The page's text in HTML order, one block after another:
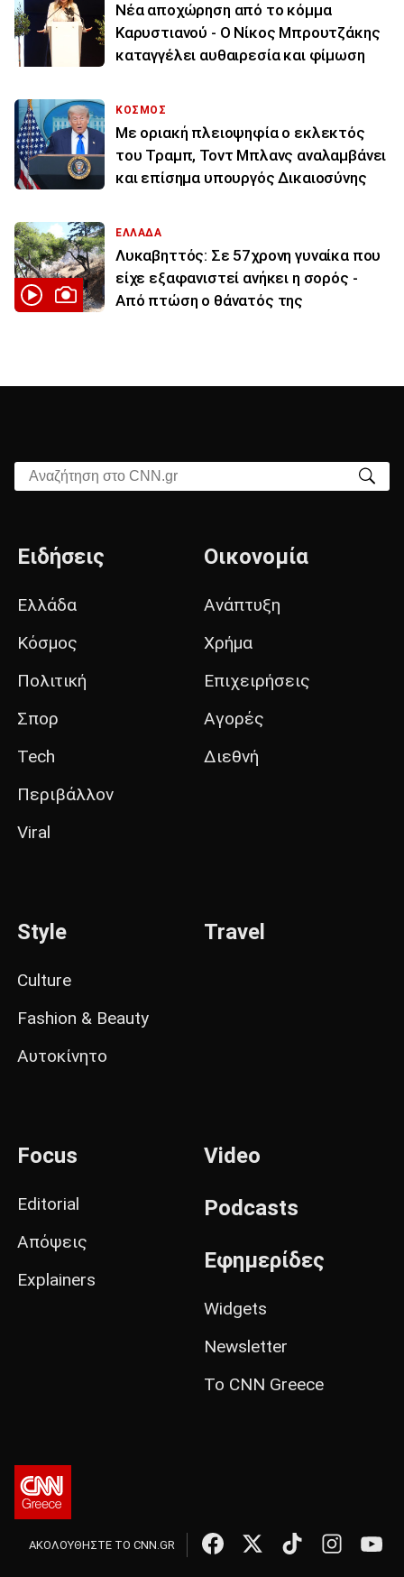
Νέα αποχώρηση από το κόμμα
Καρυστιανού - Ο Νίκος Μπρουτζάκης
καταγγέλει αυθαιρεσία και φίμωση
ΚΟΣΜΟΣ
Με οριακή πλειοψηφία ο εκλεκτός
του Τραμπ, Τοντ Μπλανς αναλαμβάνει
και επίσημα υπουργός Δικαιοσύνης
ΕΛΛΑΔΑ
Λυκαβηττός: Σε 57χρονη γυναίκα που
είχε εξαφανιστεί ανήκει η σορός -
Από πτώση ο θάνατός της
Αναζήτηση στο CNN.gr
Ειδήσεις
Ελλάδα
Κόσμος
Πολιτική
Σπορ
Tech
Περιβάλλον
Viral
Οικονομία
Ανάπτυξη
Χρήμα
Επιχειρήσεις
Αγορές
Διεθνή
Style
Culture
Fashion & Beauty
Αυτοκίνητο
Travel
Focus
Editorial
Απόψεις
Explainers
Video
Podcasts
Εφημερίδες
Widgets
Newsletter
Το CNN Greece
ΑΚΟΛΟΥΘΗΣΤΕ ΤΟ CNN.GR